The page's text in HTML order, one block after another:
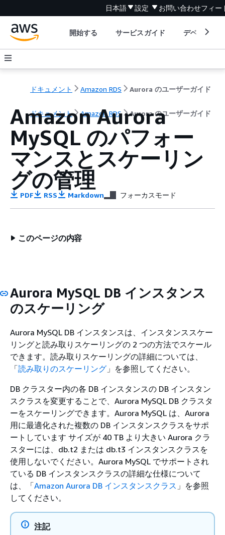
日本語 設定 お問い合わせフィー
開始する サービスガイド デベロッパ
ドキュメント Amazon RDS Aurora のユーザーガイド
ドキュメント Amazon RDS Aurora のユーザーガイド
Amazon Aurora
MySQL のパフォー
マンスとスケーリン
グの管理
PDF RSS Markdown フォーカスモード
このページの内容
Aurora MySQL DB インスタンス
のスケーリング
Aurora MySQL DB インスタンスは、インスタンススケー
リングと読み取りスケーリングの 2 つの方法でスケール
できます。読み取りスケーリングの詳細については、
「読み取りのスケーリング 」を参照してください。
DB クラスター内の各 DB インスタンスの DB インスタン
スクラスを変更することで、Aurora MySQL DB クラスタ
ーをスケーリングできます。Aurora MySQL は、Aurora
用に最適化された複数の DB インスタンスクラスをサポ
ートしています サイズが 40 TB より大きい Aurora クラ
スターには、db.t2 または db.t3 インスタンスクラスを
使用しないでください。Aurora MySQL でサポートされ
ている DB インスタンスクラスの詳細な仕様について
は、「Amazon Aurora DB インスタンスクラス 」を参照
してください。
注記